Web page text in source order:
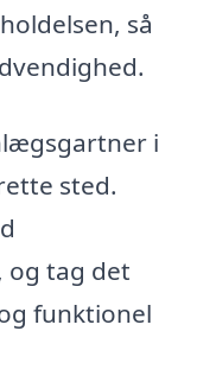
så
i
sted.
og tag det
funktionel